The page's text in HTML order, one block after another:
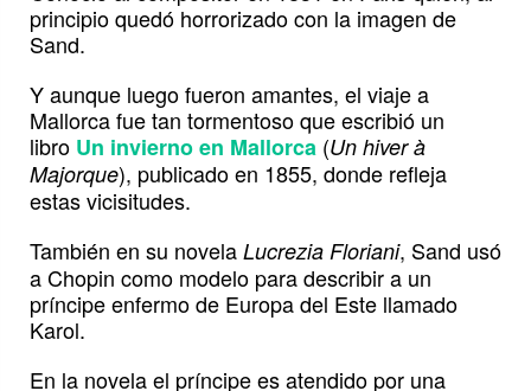
principio quedó horrorizado con la imagen de
Sand.
Y aunque luego fueron amantes, el viaje a
Mallorca fue tan tormentoso que escribió un
libro Un invierno en Mallorca (Un hiver à
Majorque), publicado en 1855, donde refleja
estas vicisitudes.
También en su novela Lucrezia Floriani, Sand usó
a Chopin como modelo para describir a un
príncipe enfermo de Europa del Este llamado
Karol.
En la novela el príncipe es atendido por una